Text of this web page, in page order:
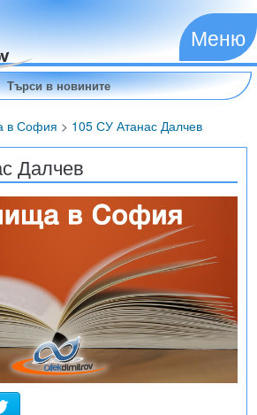
Меню
в София > 105 СУ Атанас Далчев
Далчев